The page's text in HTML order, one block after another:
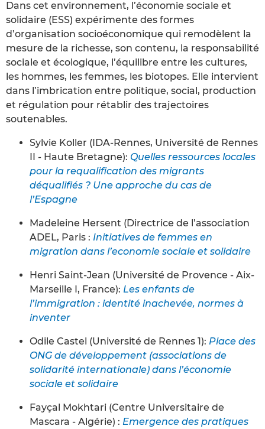
Dans cet environnement, l’économie sociale et
solidaire (ESS) expérimente des formes
d’organisation socioéconomique qui remodèlent la
mesure de la richesse, son contenu, la responsabilité
sociale et écologique, l’équilibre entre les cultures,
les hommes, les femmes, les biotopes. Elle intervient
dans l’imbrication entre politique, social, production
et régulation pour rétablir des trajectoires
soutenables.
Sylvie Koller (IDA-Rennes, Université de Rennes
II - Haute Bretagne): Quelles ressources locales
pour la requalification des migrants
déqualifiés ? Une approche du cas de
l’Espagne
Madeleine Hersent (Directrice de l’association
ADEL, Paris : Initiatives de femmes en
migration dans l’economie sociale et solidaire
Henri Saint-Jean (Université de Provence - Aix-
Marseille I, France): Les enfants de
l’immigration : identité inachevée, normes à
inventer
Odile Castel (Université de Rennes 1): Place des
ONG de développement (associations de
solidarité internationale) dans l’économie
sociale et solidaire
Fayçal Mokhtari (Centre Universitaire de
Mascara - Algérie) : Emergence des pratiques